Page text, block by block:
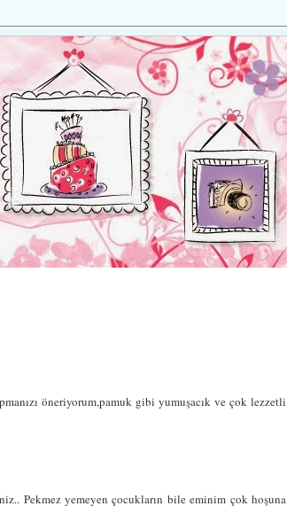
öneriyorum,pamuk gibi yumuşacık ve çok lezzetli
Pekmez yemeyen çocukların bile eminim çok hoşuna